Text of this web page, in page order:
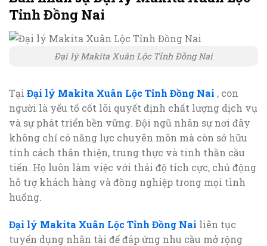
Tỉnh Đồng Nai
Đại lý Makita Xuân Lộc Tỉnh Đồng Nai
Tại Đại lý Makita Xuân Lộc Tỉnh Đồng Nai , con
người là yếu tố cốt lõi quyết định chất lượng dịch vụ
và sự phát triển bền vững. Đội ngũ nhân sự nơi đây
không chỉ có năng lực chuyên môn mà còn sở hữu
tính cách thân thiện, trung thực và tinh thần cầu
tiến. Họ luôn làm việc với thái độ tích cực, chủ động
hỗ trợ khách hàng và đồng nghiệp trong mọi tình
huống.
Đại lý Makita Xuân Lộc Tỉnh Đồng Nai liên tục
tuyển dụng nhân tài để đáp ứng nhu cầu mở rộng